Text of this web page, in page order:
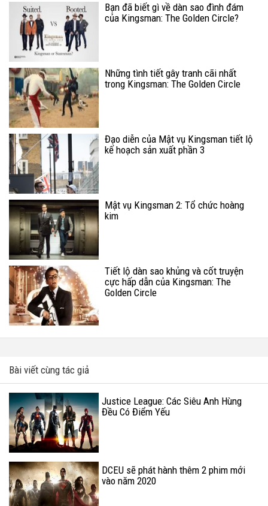
Bạn đã biết gì về dàn sao đình đám
của Kingsman: The Golden Circle?
Những tình tiết gây tranh cãi nhất
trong Kingsman: The Golden Circle
Đạo diễn của Mật vụ Kingsman tiết lộ
kế hoạch sản xuất phần 3
Mật vụ Kingsman 2: Tổ chức hoàng
kim
Tiết lộ dàn sao khủng và cốt truyện
cực hấp dẫn của Kingsman: The
Golden Circle
Bài viết cùng tác giả
Justice League: Các Siêu Anh Hùng
Đều Có Điểm Yếu
DCEU sẽ phát hành thêm 2 phim mới
vào năm 2020